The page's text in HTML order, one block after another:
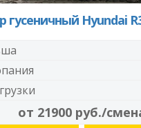
гусеничный Hyundai
от 21900 руб./